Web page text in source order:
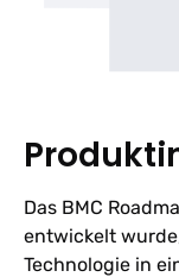
Das BMC
entwickelt
Technologie in